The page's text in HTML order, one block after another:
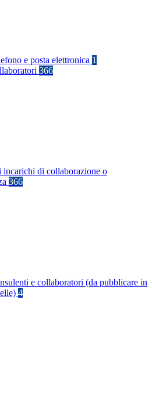
e posta elettronica 1
366
incarichi di collaborazione o
366
e collaboratori (da pubblicare in
4